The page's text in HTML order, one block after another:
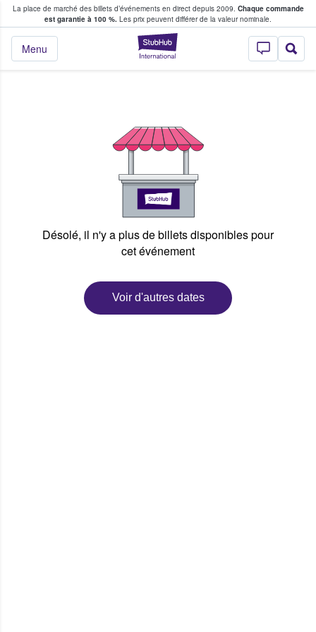
La place de marché des billets d’événements en direct depuis 2009. Chaque commande
est garantie à 100 %. Les prix peuvent différer de la valeur nominale.
StubHub - Où
Menu
fans achètent et vendent des billets
Désolé, il n'y a plus de billets disponibles pour
cet événement
Voir d'autres dates